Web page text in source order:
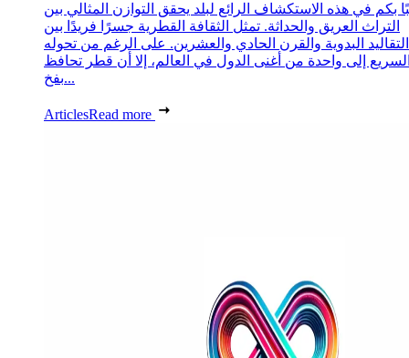
بكم في هذه الاستكشاف الرائع لبلد يحقق التوازن المثالي بين
التراث العريق والحداثة. تمثل الثقافة القطرية جسرًا فريدًا بين
التقاليد البدوية والقرن الحادي والعشرين. على الرغم من تحوله
إلى واحدة من أغنى الدول في العالم، إلا أن قطر تحافظ
بفخ...
ArticlesRead more